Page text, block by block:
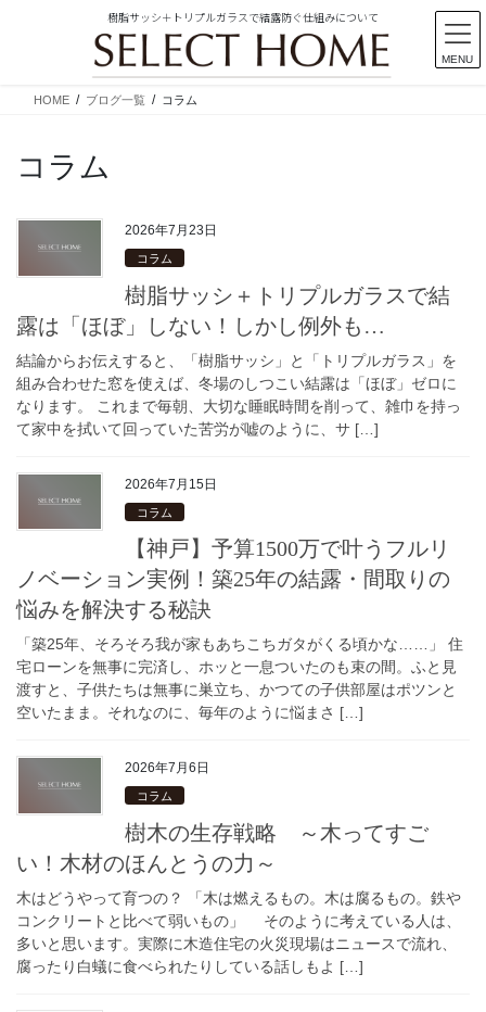
樹脂サッシ＋トリプルガラスで結露防ぐ仕組みについて
HOME ブログ一覧 コラム
コラム
2026年7月23日
コラム
樹脂サッシ＋トリプルガラスで結
露は「ほぼ」しない！しかし例外も…
結論からお伝えすると、「樹脂サッシ」と「トリプルガラス」を
組み合わせた窓を使えば、冬場のしつこい結露は「ほぼ」ゼロに
なります。 これまで毎朝、大切な睡眠時間を削って、雑巾を持っ
て家中を拭いて回っていた苦労が嘘のように、サ […]
2026年7月15日
コラム
【神戸】予算1500万で叶うフルリ
ノベーション実例！築25年の結露・間取りの
悩みを解決する秘訣
「築25年、そろそろ我が家もあちこちガタがくる頃かな……」 住
宅ローンを無事に完済し、ホッと一息ついたのも束の間。ふと見
渡すと、子供たちは無事に巣立ち、かつての子供部屋はポツンと
空いたまま。それなのに、毎年のように悩まさ […]
2026年7月6日
コラム
樹木の生存戦略 ～木ってすご
い！木材のほんとうの力～
木はどうやって育つの？ 「木は燃えるもの。木は腐るもの。鉄や
コンクリートと比べて弱いもの」 そのように考えている人は、
多いと思います。実際に木造住宅の火災現場はニュースで流れ、
腐ったり白蟻に食べられたりしている話しもよ […]
MENU